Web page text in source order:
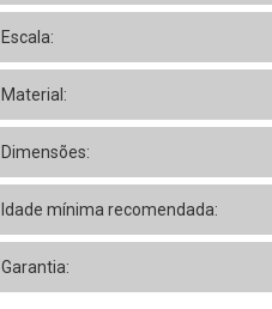
Escala:
Material:
Dimensões:
Idade mínima recomendada:
Garantia: